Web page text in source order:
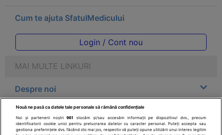
Cum te ajuta SfatulMedicului
Login / Cont nou
MAI MULTE LINKURI
Despre noi
Legal
Nouă ne pasă ca datele tale personale să rămână confidențiale
Noi și partenerii noștri961
stocăm și/sau accesăm informații pe dispozitivul dvs., precum
identificatorii cookie unici pentru prelucrarea datelor cu caracter personal. Puteți accepta sau
gestiona preferințele dvs. făcând clic mai jos, respectiv vă puteți opune utilizării unui interes legitim